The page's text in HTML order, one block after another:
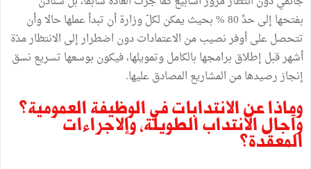
بفتحها إلى حدِّ 80 % بحيث يمكن لكلّ وزارة أن تبدأ عملها حالا وأن
تتحصل على أوفر نصيب من الاعتمادات دون اضطرار إلى الانتظار مدّة
أشهر قبل إطلاق برامجها بالكامل وتمويلها، فيكون بوسعها تسريع نسق
إنجاز رصيدها من المشاريع المصادق عليها.
وماذا عن الانتدابات في الوظيفة العمومية؟
وآجال الانتداب الطويلة، وإلاجراءات
المعقدة؟